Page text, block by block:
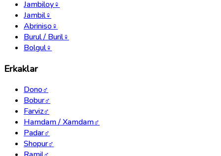
Jambiloy♀
Jambil♀
Abriniso♀
Burul / Buril♀
Bolgul♀
Erkaklar
Dono♂
Bobur♂
Farviz♂
Hamdam / Xamdam♂
Padar♂
Shopur♂